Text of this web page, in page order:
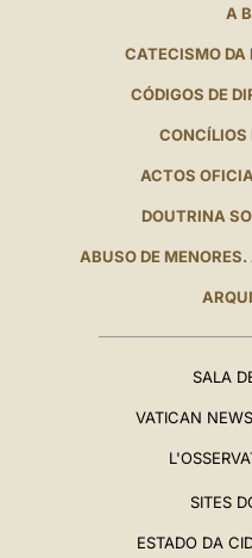
A
CATECISMO
CÓDIGOS DE
CONCÍLIOS
ACTOS
DOUTRINA
ABUSO DE
SALA
VATICAN
SITES
ESTADO DA